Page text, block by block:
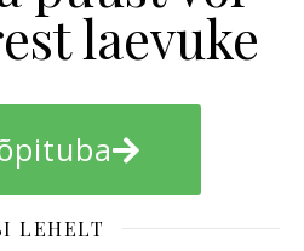
laevuke
LEHELT